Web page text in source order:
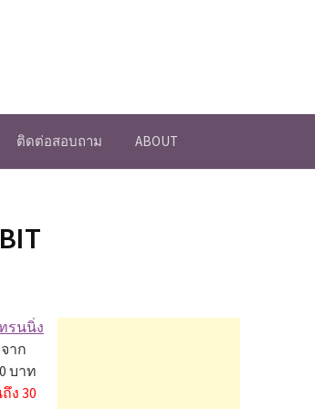
ติดต่อสอบถาม ABOUT
รนนิ่ง
าก
บาท
ง 30